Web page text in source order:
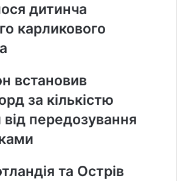
дитинча
карликового
встановив
за кількістю
передозування
та Острів